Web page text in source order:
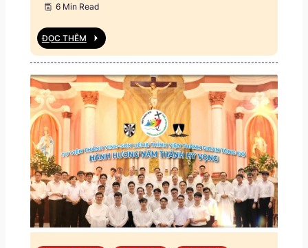
6 Min Read
ĐỌC THÊM